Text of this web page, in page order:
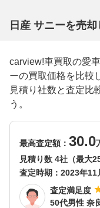
日産 サニーを売
carview!車買取の愛
ーの買取価格を比較
見積り社数と査定比
う。
最高査定額： 30.0
見積り数 4社（最大
査定時期： 2023年11
査定満足度
50代男性 奈